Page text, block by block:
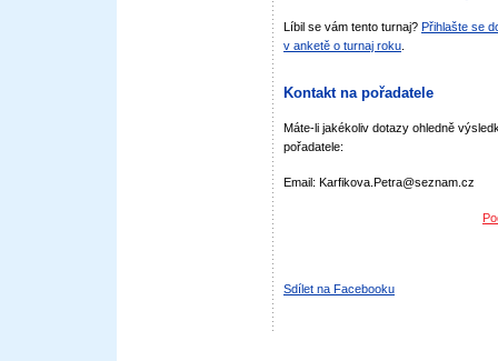
Líbil se vám tento turnaj? Přihlašte se
v anketě o turnaj roku
Kontakt na pořadatele
Máte-li jakékoliv dotazy ohledně
pořadatele:
Email: Karfikova.Petra@seznam.cz
Sdílet na Facebooku